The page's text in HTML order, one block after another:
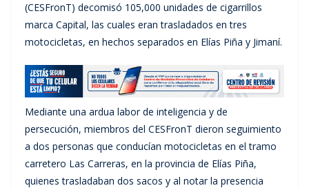
(CESFronT) decomisó 105,000 unidades de cigarrillos
marca Capital, las cuales eran trasladados en tres
motocicletas, en hechos separados en Elías Piña y Jimaní.
Mediante una ardua labor de inteligencia y de
persecución, miembros del CESFronT dieron seguimiento
a dos personas que conducían motocicletas en el tramo
carretero Las Carreras, en la provincia de Elías Piña,
quienes trasladaban dos sacos y al notar la presencia